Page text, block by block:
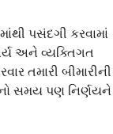
પસંદગી કરવામાં
અને વ્યક્તિગત
તમારી બીમારીની
સમય પણ નિર્ણયને